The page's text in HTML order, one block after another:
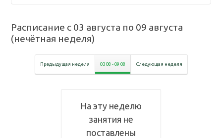
Расписание с 03 августа по 09 августа
(нечётная неделя)
Предыдущая неделя 03 08 -09 08 Следующая неделя
На эту неделю
занятия не
поставлены